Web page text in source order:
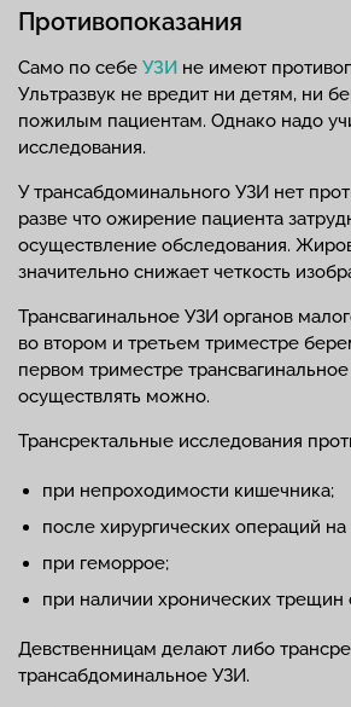
Противопоказания
Само по себе УЗИ не имеют
Ультразвук не вредит ни детям, ни
пожилым пациентам. Однако надо
исследования.
У трансабдоминального УЗИ нет
разве что ожирение пациента
осуществление обследования.
значительно снижает четкость
Трансвагинальное УЗИ органов
во втором и третьем триместре
первом триместре
осуществлять можно.
Трансректальные исследования
при непроходимости кишечника;
после хирургических операций
при геморрое;
при наличии хронических трещин
Девственницам делают либо
трансабдоминальное УЗИ.